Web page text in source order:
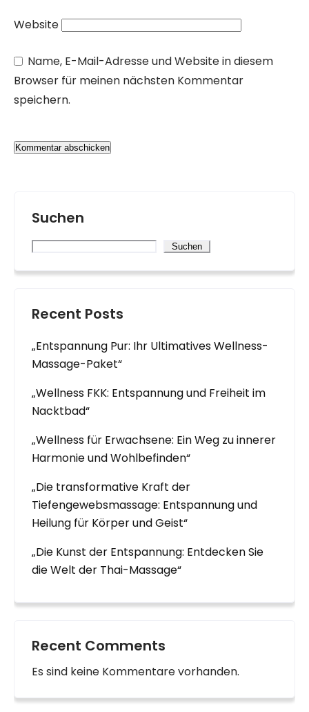
Website
Name, E-Mail-Adresse und Website in diesem
Browser für meinen nächsten Kommentar
speichern.
Suchen
Suchen
Recent Posts
„Entspannung Pur: Ihr Ultimatives Wellness-
Massage-Paket“
„Wellness FKK: Entspannung und Freiheit im
Nacktbad“
„Wellness für Erwachsene: Ein Weg zu innerer
Harmonie und Wohlbefinden“
„Die transformative Kraft der
Tiefengewebsmassage: Entspannung und
Heilung für Körper und Geist“
„Die Kunst der Entspannung: Entdecken Sie
die Welt der Thai-Massage“
Recent Comments
Es sind keine Kommentare vorhanden.